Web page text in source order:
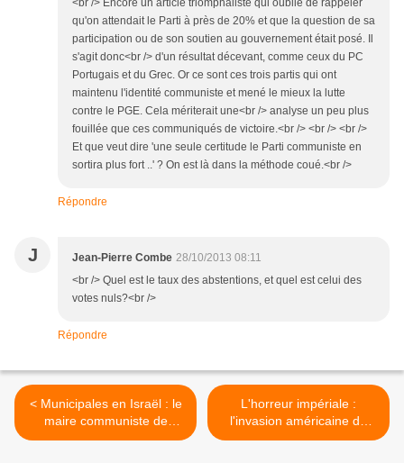
<br /> Encore un article triomphaliste qui oublie de rappeler
qu'on attendait le Parti à près de 20% et que la question de sa
participation ou de son soutien au gouvernement était posé. Il
s'agit donc<br /> d'un résultat décevant, comme ceux du PC
Portugais et du Grec. Or ce sont ces trois partis qui ont
maintenu l'identité communiste et mené le mieux la lutte
contre le PGE. Cela mériterait une<br /> analyse un peu plus
fouillée que ces communiqués de victoire.<br /> <br /> <br />
Et que veut dire 'une seule certitude le Parti communiste en
sortira plus fort ..' ? On est là dans la méthode coué.<br />
Répondre
J Jean-Pierre Combe 28/10/2013 08:11
<br /> Quel est le taux des abstentions, et quel est celui des
votes nuls?<br />
Répondre
< Municipales en Israël : le
maire communiste de
Nazareth victime d’une «
L'horreur impériale :
l'invasion américaine de
l'Irak a fait au moins 500